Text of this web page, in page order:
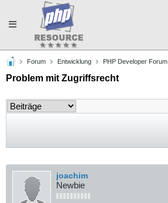
Toggle
navigation
Forum Entwicklung PHP Developer Forum
Problem mit Zugriffsrecht
joachim
Newbie